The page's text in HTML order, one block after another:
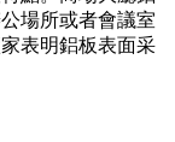
場所或者會議室
表明鋁板表面采